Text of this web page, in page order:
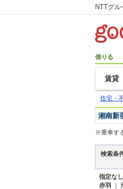
NTTグ
借りる
賃貸
住宅・
湘南新
※乗車す
検索条
指定なし
赤羽 ｜